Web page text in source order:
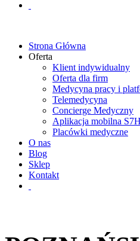
Strona Główna
Oferta
Klient indywidualny
Oferta dla firm
Medycyna pracy i
Telemedycyna
Concierge Medyczny
Aplikacja mobilna
Placówki medyczne
O nas
Blog
Sklep
Kontakt